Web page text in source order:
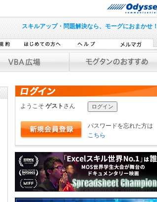
スキルアップ・問題解決なら、モーグにおまかせ！
ようこそ ゲスト さん
パスワードを忘れた方は
こちら